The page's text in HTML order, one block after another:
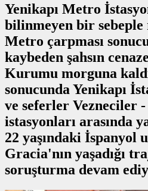
Yenikapı Metro
bilinmeyen bir sebeple
Metro çarpması
kaybeden şahsın
Kurumu morguna
sonucunda Yenikapı
ve seferler Vezneciler -
istasyonları arasında
22 yaşındaki İspanyol
Gracia'nın yaşadığı
soruşturma devam